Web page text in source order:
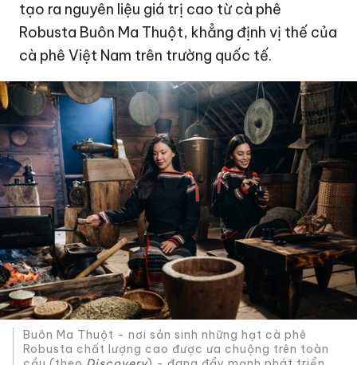
tạo ra nguyên liệu giá trị cao từ cà phê
Robusta Buôn Ma Thuột, khẳng định vị thế của
cà phê Việt Nam trên trường quốc tế.
Buôn Ma Thuột - nơi sản sinh những hạt cà phê
Robusta chất lượng cao được ưa chuộng trên toàn